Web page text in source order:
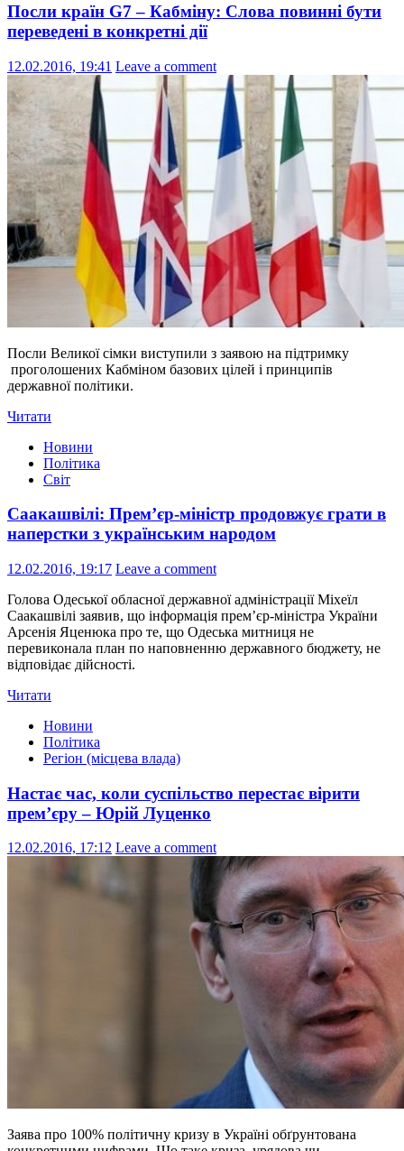
Посли країн G7 – Кабміну: Слова повинні бути
переведені в конкретні дії
12.02.2016, 19:41 Leave a comment
Посли Великої сімки виступили з заявою на підтримку
проголошених Кабміном базових цілей і принципів
державної політики.
Читати
Новини
Політика
Світ
Саакашвілі: Прем’єр-міністр продовжує грати в
наперстки з українським народом
12.02.2016, 19:17 Leave a comment
Голова Одеської обласної державної адміністрації Міхеїл
Саакашвілі заявив, що інформація прем’єр-міністра України
Арсенія Яценюка про те, що Одеська митниця не
перевиконала план по наповненню державного бюджету, не
відповідає дійсноcті.
Читати
Новини
Політика
Регіон (місцева влада)
Настає час, коли суспільство перестає вірити
прем’єру – Юрій Луценко
12.02.2016, 17:12 Leave a comment
Заява про 100% політичну кризу в Україні обґрунтована